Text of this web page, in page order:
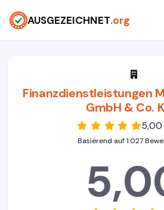
AUSGEZEICHNET.org
Finanzdienstleistungen
GmbH & Co.
Basierend auf 1.027